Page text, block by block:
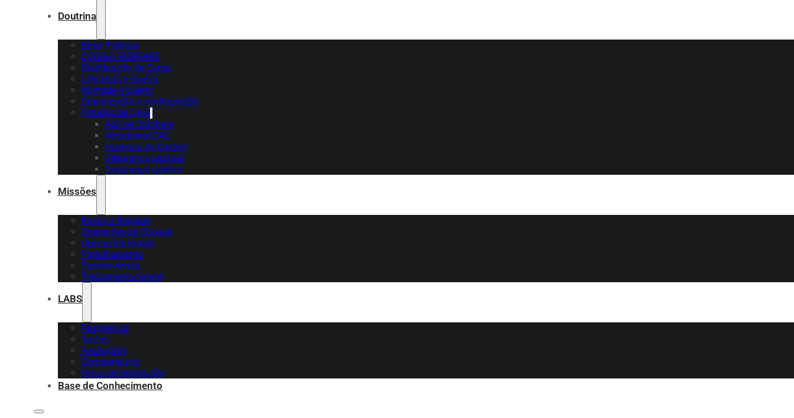
Doutrina
Boas Práticas
CÓDIGO WARFARE
Distribuição de Carga
Literatura e Guerra
Nômade Violento
Organização e configuração
Estudos de caso
Aph de Combate
Atiradores/CAC
Histórias de Campo
Segurança pessoal
Segurança pública
Missões
Busca e Resgate
Operações de Choque
Operações Rurais
Patrulhamento
Sobrevivência
Treinamento/Stand
LABS
Resistência
Testes
Avaliações
Comparativos
Guias de Instalação
Base de Conhecimento